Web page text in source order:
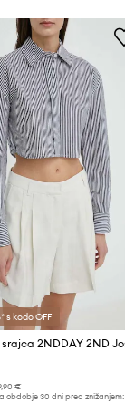
s kodo OFF
€
obdobje 30 dni pred znižanjem: